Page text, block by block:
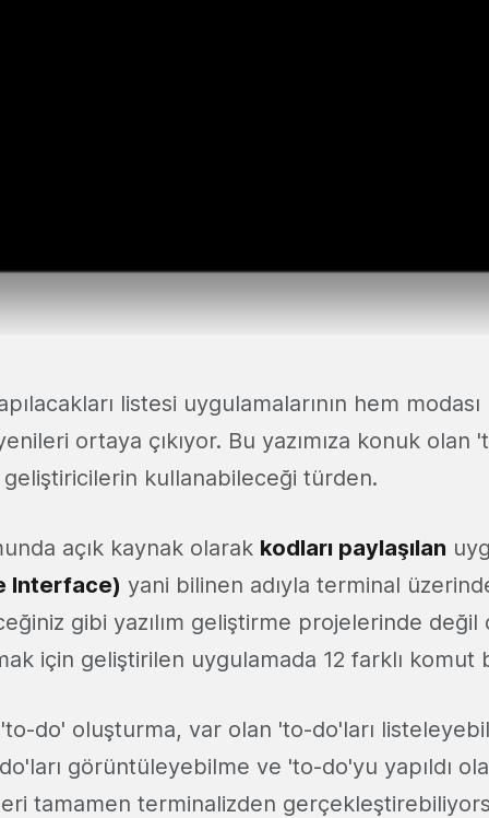
listesi uygulamalarının hem
ortaya çıkıyor. Bu yazımıza konuk olan
kullanabileceği türden.
açık kaynak olarak kodları paylaşılan
Interface) yani bilinen adıyla terminal
gibi yazılım geliştirme projelerinde değil
için geliştirilen uygulamada 12 farklı komut
do' oluşturma, var olan 'to-do'ları
görüntüleyebilme ve 'to-do'yu yapıldı
tamamen terminalizden